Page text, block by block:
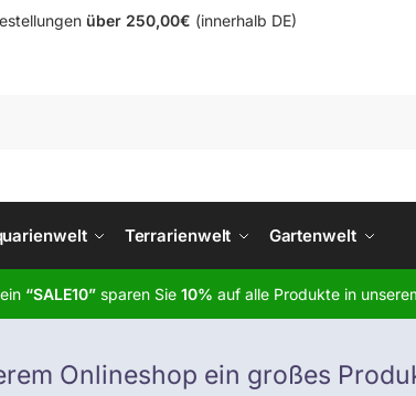
über 250,00€ (innerhalb DE)
Terrarienwelt Gartenwelt
“SALE10” sparen Sie 10% auf alle Produkte in
Onlineshop ein großes